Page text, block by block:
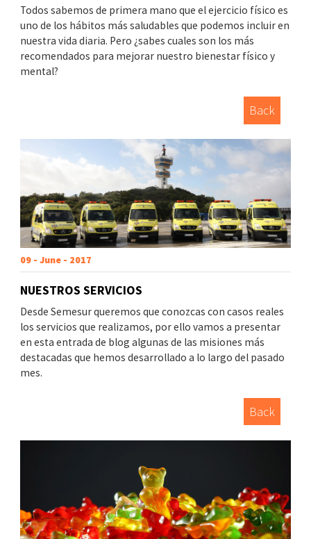
Todos sabemos de primera mano que el ejercicio físico es
uno de los hábitos más saludables que podemos incluir en
nuestra vida diaria. Pero ¿sabes cuales son los más
recomendados para mejorar nuestro bienestar físico y
mental?
Back
09 - June - 2017
NUESTROS SERVICIOS
Desde Semesur queremos que conozcas con casos reales
los servicios que realizamos, por ello vamos a presentar
en esta entrada de blog algunas de las misiones más
destacadas que hemos desarrollado a lo largo del pasado
mes.
Back